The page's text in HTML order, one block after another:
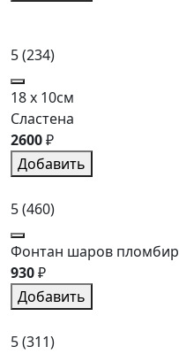
5(234)
18 x 10см
Сластена
2600₽
Добавить
5(460)
Фонтан шаров пломбир
930₽
Добавить
5(311)